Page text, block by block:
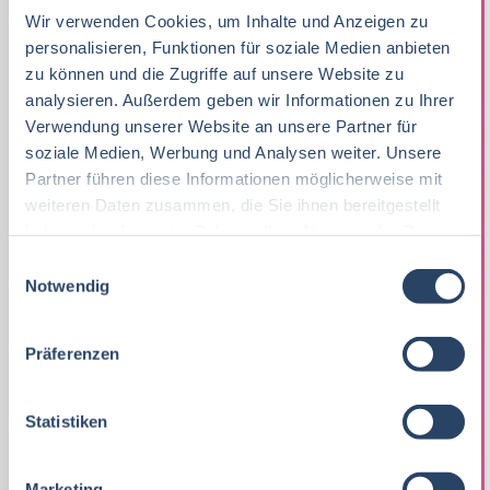
Wir verwenden Cookies, um Inhalte und Anzeigen zu
personalisieren, Funktionen für soziale Medien anbieten
zu können und die Zugriffe auf unsere Website zu
analysieren. Außerdem geben wir Informationen zu Ihrer
Verwendung unserer Website an unsere Partner für
soziale Medien, Werbung und Analysen weiter. Unsere
Partner führen diese Informationen möglicherweise mit
weiteren Daten zusammen, die Sie ihnen bereitgestellt
Notwendig
Präferenzen
Statistiken
Berufseinstieg als Trainee informieren
möchten.
Die Anmeldung ist kostenlos und erfolgt
über einRegistrierungsformular . Das Event
findet über MS Teams statt, den Link zum
Live-Talk erhalten die Teilnehmer per Mail
Erstellen eines eigenen Accounts nicht
bisschen an mit dem Bereich Einkauf
der Berufseinstieg im Einkauf etwas für sie
„EDEKA-Jobmatcher
“ herausfinden. Dieser